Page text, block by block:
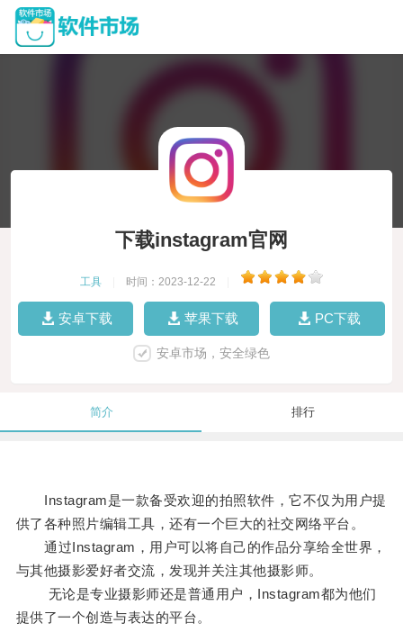
下载instagram官网
工具 时间：2023-12-22
安卓下载 苹果下载 PC下载
安卓市场，安全绿色
简介 排行
Instagram是一款备受欢迎的拍照软件，它不仅为用户提
供了各种照片编辑工具，还有一个巨大的社交网络平台。
通过Instagram，用户可以将自己的作品分享给全世界，
与其他摄影爱好者交流，发现并关注其他摄影师。
无论是专业摄影师还是普通用户，Instagram都为他们
提供了一个创造与表达的平台。